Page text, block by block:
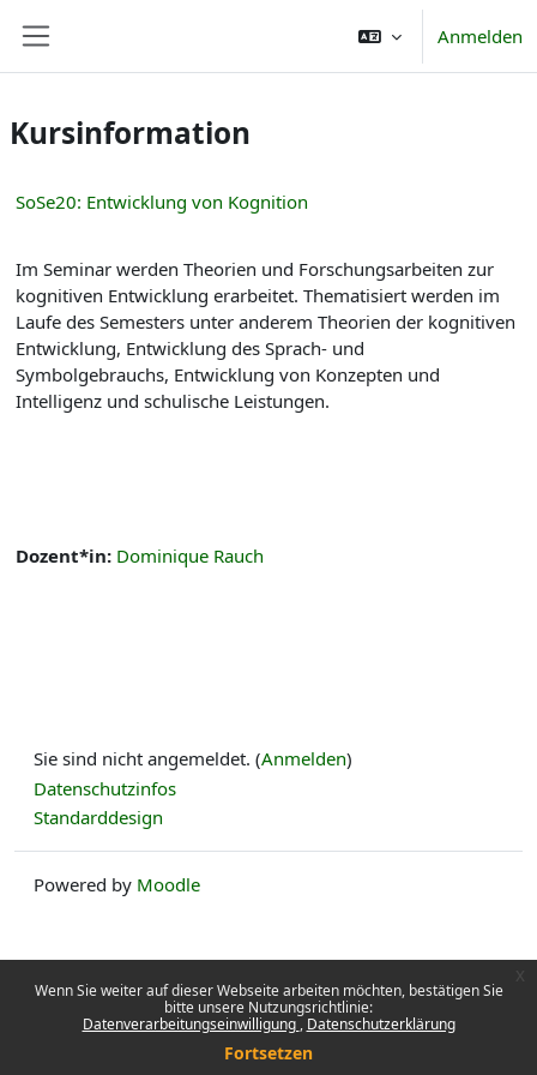
Wenn Sie weiter auf dieser Webseite arbeiten möchten, bestätigen Sie
bitte unsere Nutzungsrichtlinie:
Datenverarbeitungseinwilligung Datenschutzerklärung
Fortsetzen
Anmelden
Kursinformation
SoSe20: Entwicklung von Kognition
Im Seminar werden Theorien und Forschungsarbeiten zur
kognitiven Entwicklung erarbeitet. Thematisiert werden im
Laufe des Semesters unter anderem Theorien der kognitiven
Entwicklung, Entwicklung des Sprach- und
Symbolgebrauchs, Entwicklung von Konzepten und
Intelligenz und schulische Leistungen.
Dozent*in: Dominique Rauch
Sie sind nicht angemeldet. (Anmelden)
Datenschutzinfos
Standarddesign
Powered by Moodle